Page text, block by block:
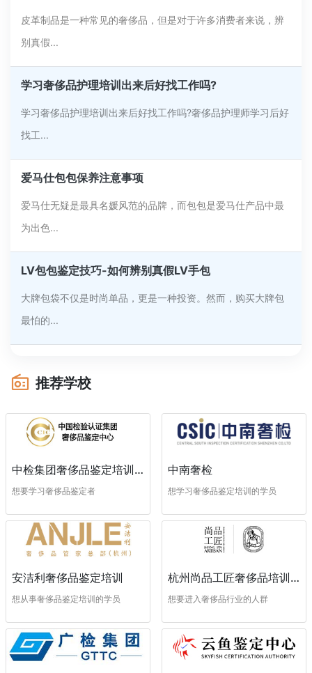
皮革制品是一种常见的奢侈品，但是对于许多消费者来说，辨
别真假...
学习奢侈品护理培训出来后好找工作吗?
学习奢侈品护理培训出来后好找工作吗?奢侈品护理师学习后好
找工...
爱马仕包包保养注意事项
爱马仕无疑是最具名媛风范的品牌，而包包是爱马仕产品中最
为出色...
LV包包鉴定技巧-如何辨别真假LV手包
大牌包袋不仅是时尚单品，更是一种投资。然而，购买大牌包
最怕的...
推荐学校
中检集团奢侈品鉴定培训中心
想要学习奢侈品鉴定者
中南奢检
想学习奢侈品鉴定培训的学员
安洁利奢侈品鉴定培训
想从事奢侈品鉴定培训的学员
杭州尚品工匠奢侈品培训学校
想要进入奢侈品行业的人群